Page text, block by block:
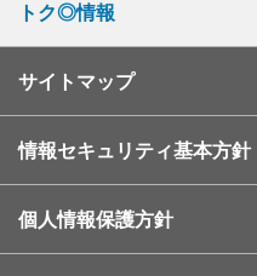
トク◎情報
サイトマップ
情報セキュリティ基本方針
個人情報保護方針